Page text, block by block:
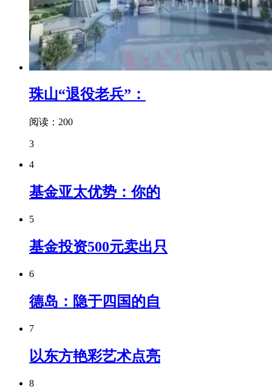
珠山“退役老兵”：
阅读：200
3
4
基金亚太优势：你的
5
基金投资500元卖出只
6
德岛：隐于四国的自
7
以东方艳彩艺术点亮
8